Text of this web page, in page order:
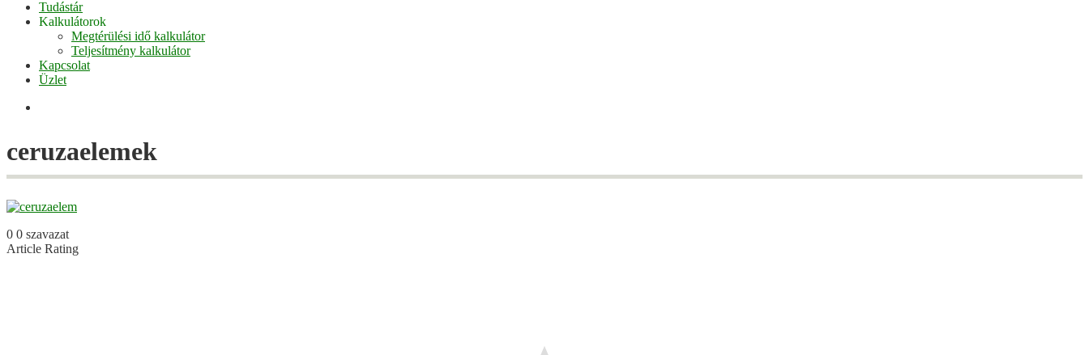
Tudástár
Kalkulátorok
Megtérülési idő kalkulátor
Teljesítmény kalkulátor
Kapcsolat
Üzlet
ceruzaelemek
0 0 szavazat
Article Rating